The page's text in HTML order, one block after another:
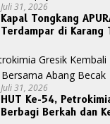
Juli 31, 2026
Kapal Tongkang
Terdampar di Karang
Juli 31, 2026
HUT Ke-54,
Berbagi Berkah dan